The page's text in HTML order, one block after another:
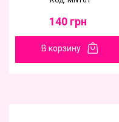
140 грн
В корзину